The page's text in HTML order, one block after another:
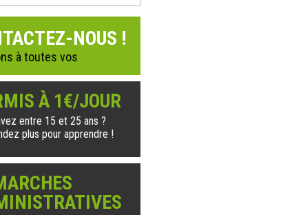
NOUS !
à toutes vos
À 1€/JOUR
entre 15 et 25 ans ?
plus pour apprendre !